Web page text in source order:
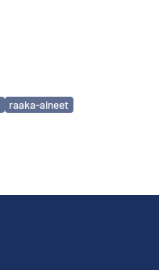
raaka-aineet